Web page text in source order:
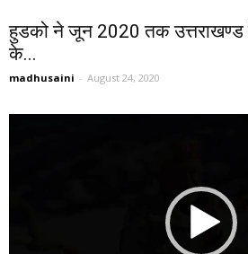
हुडको ने जून 2020 तक
के...
madhusaini - August 24, 2020